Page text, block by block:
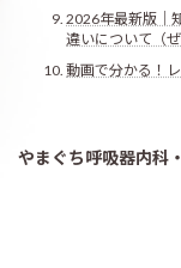
2026年最新版｜
違いについて（ぜ
動画で分かる！
やまぐち呼吸器内科